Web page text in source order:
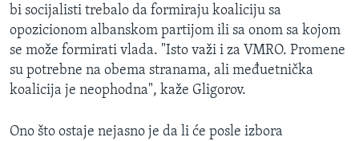
bi socijalisti trebalo da formiraju koaliciju sa
opozicionom albanskom partijom ili sa onom sa kojom
se može formirati vlada. "Isto važi i za VMRO. Promene
su potrebne na obema stranama, ali međuetnička
koalicija je neophodna", kaže Gligorov.
Ono što ostaje nejasno je da li će posle izbora